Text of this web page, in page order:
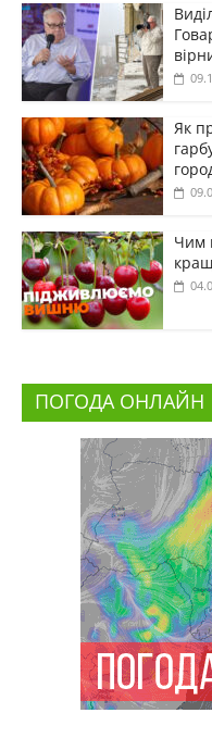
Як
Чим
ПОГОДА ОНЛАЙН